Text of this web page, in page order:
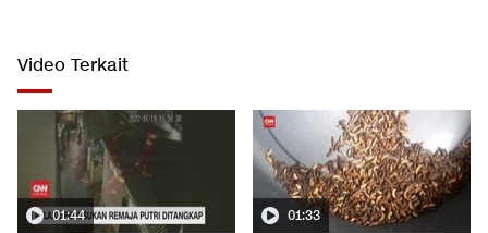
Video Terkait
01:44 01:33